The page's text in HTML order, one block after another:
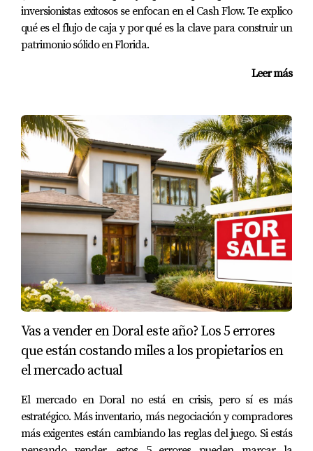
✔️ Consultar opciones de seguro desde el inicio
✔️ Entender si aplica seguro contra inundación
🤝 Mi recomendación como Realtor
es asegurarte de que todo el proceso funcione sin
sorpresas.
👉 Parte de mi trabajo es ayudarte a anticipar estos
factores desde el inicio, para que tomes decisiones
informadas y seguras.
📲 ¿Tienes dudas sobre una
propiedad?
Si estás pensando en comprar o quieres evaluar una
propiedad específica, puedo ayudarte a revisar estos
factores antes de que tomes una decisión.
inversionistas exitosos se enfocan en el Cash Flow. Te explico
qué es el flujo de caja y por qué es la clave para construir un
patrimonio sólido en Florida.
Leer más
Vas a vender en Doral este año? Los 5 errores
que están costando miles a los propietarios en
el mercado actual
El mercado en Doral no está en crisis, pero sí es más
estratégico. Más inventario, más negociación y compradores
más exigentes están cambiando las reglas del juego. Si estás